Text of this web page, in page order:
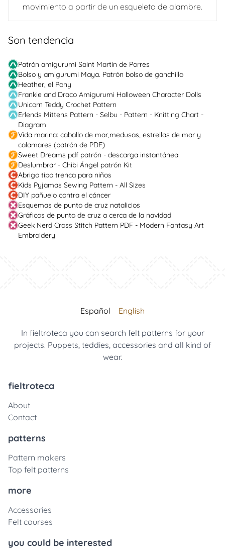
movimiento a partir de un esqueleto de alambre.
Son tendencia
Patrón amigurumi Saint Martin de Porres
Bolso y amigurumi Maya. Patrón bolso de ganchillo
Heather, el Pony
Frankie and Draco Amigurumi Halloween Character Dolls
Unicorn Teddy Crochet Pattern
Erlends Mittens Pattern - Selbu - Pattern - Knitting Chart -
Diagram
Vida marina: caballo de mar,medusas, estrellas de mar y
calamares (patrón de PDF)
Sweet Dreams pdf patrón - descarga instantánea
Deslumbrar - Chibi Ángel patrón Kit
Abrigo tipo trenca para niños
Kids Pyjamas Sewing Pattern - All Sizes
DIY pañuelo contra el cáncer
Esquemas de punto de cruz natalicios
Gráficos de punto de cruz a cerca de la navidad
Geek Nerd Cross Stitch Pattern PDF - Modern Fantasy Art
Embroidery
Español English
In fieltroteca you can search felt patterns for your
projects. Puppets, teddies, accessories and all kind of
wear.
fieltroteca
About
Contact
patterns
Pattern makers
Top felt patterns
more
Accessories
Felt courses
you could be interested